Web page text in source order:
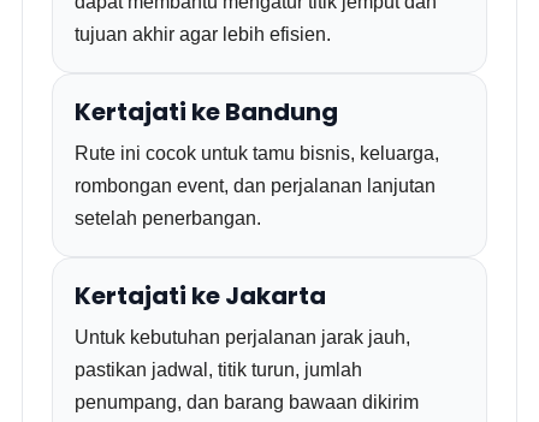
tujuan akhir agar lebih efisien.
Kertajati ke Bandung
Rute ini cocok untuk tamu bisnis, keluarga,
rombongan event, dan perjalanan lanjutan
setelah penerbangan.
Kertajati ke Jakarta
Untuk kebutuhan perjalanan jarak jauh,
pastikan jadwal, titik turun, jumlah
penumpang, dan barang bawaan dikirim